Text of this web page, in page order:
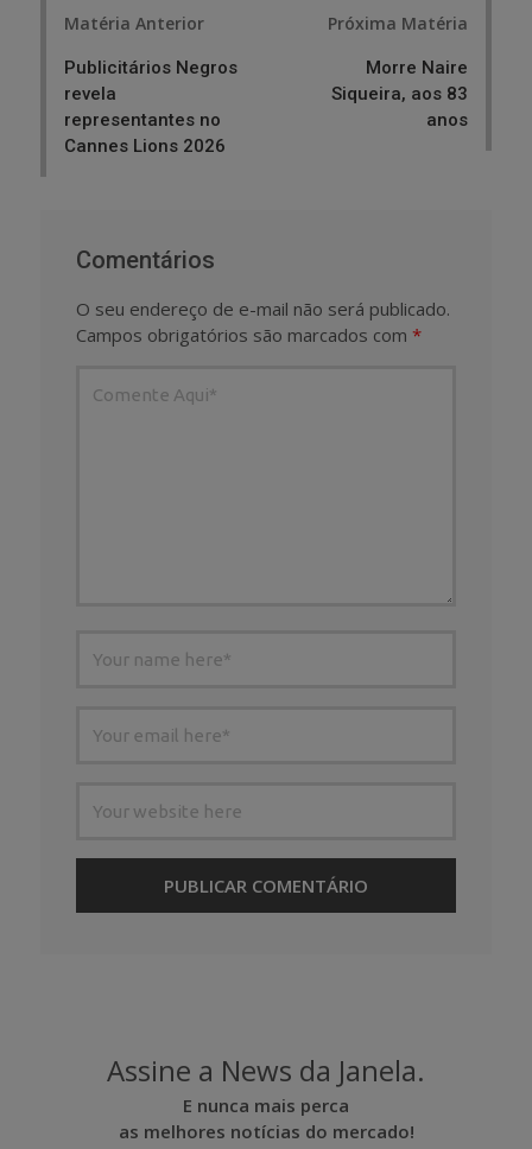
Matéria Anterior
Publicitários Negros
revela
representantes no
Cannes Lions 2026
Próxima Matéria
Morre Naire
Siqueira, aos 83
anos
Comentários
O seu endereço de e-mail não será publicado.
Campos obrigatórios são marcados com *
Assine a News da Janela.
E nunca mais perca
as melhores notícias do mercado!